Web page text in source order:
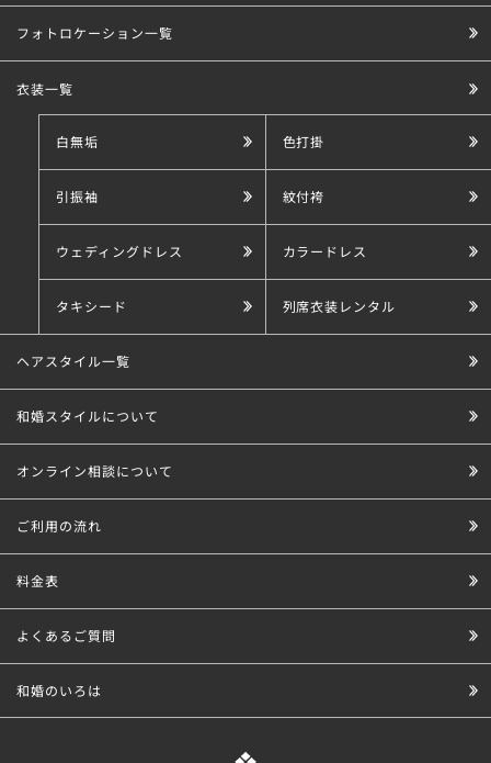
フォトロケーション一覧
衣装一覧
白無垢 色打掛
引振袖 紋付袴
ウェディングドレス カラードレス
タキシード 列席衣装レンタル
ヘアスタイル一覧
和婚スタイルについて
オンライン相談について
ご利用の流れ
料金表
よくあるご質問
和婚のいろは